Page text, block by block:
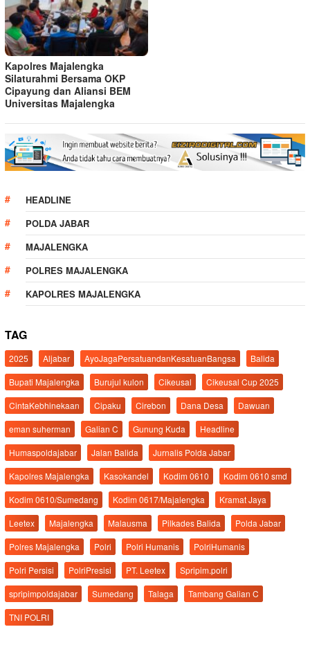
Kapolres Majalengka
Silaturahmi Bersama OKP
Cipayung dan Aliansi BEM
Universitas Majalengka
HEADLINE
POLDA JABAR
MAJALENGKA
POLRES MAJALENGKA
KAPOLRES MAJALENGKA
TAG
2025 Aljabar AyoJagaPersatuandanKesatuanBangsa
Balida
Bupati Majalengka
Burujul kulon Cikeusal
Cikeusal Cup 2025
CintaKebhinekaan
Cipaku Cirebon Dana Desa
Dawuan
eman suherman
Galian C Gunung Kuda
Headline
Humaspoldajabar
Jalan Balida
Jurnalis Polda Jabar
Kapolres Majalengka
Kasokandel Kodim 0610
Kodim 0610 smd
Kodim 0610/Sumedang
Kodim 0617/Majalengka
Kramat Jaya
Leetex
Majalengka Malausma Pilkades Balida
Polda Jabar
Polres Majalengka
Polri Polri Humanis
PolriHumanis
Polri Persisi
PolriPresisi PT. Leetex
Spripim.polri
spripimpoldajabar
Sumedang Talaga
Tambang Galian C
TNI POLRI